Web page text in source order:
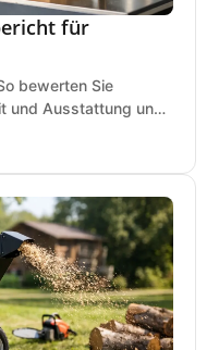
für
bewerten Sie
und Ausstattung und